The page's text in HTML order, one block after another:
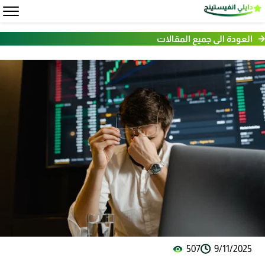
العودة الى جميع المقالات
9/11/2025
507